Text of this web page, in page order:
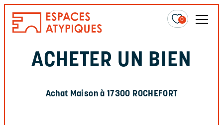
0
ACHETER UN BIEN
Achat Maison à 17300 ROCHEFORT